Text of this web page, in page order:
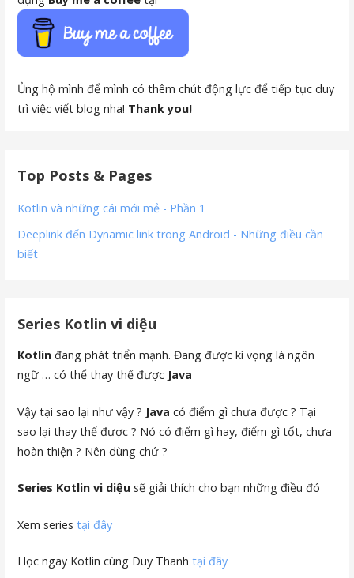
Ủng hộ mình để mình có thêm chút động lực để tiếp tục duy
trì việc viết blog nha! Thank you!
Top Posts & Pages
Kotlin và những cái mới mẻ - Phần 1
Deeplink đến Dynamic link trong Android - Những điều cần
biết
Series Kotlin vi diệu
Kotlin đang phát triển mạnh. Đang được kì vọng là ngôn
ngữ … có thể thay thế được Java
Vậy tại sao lại như vậy ? Java có điểm gì chưa được ? Tại
sao lại thay thế được ? Nó có điểm gì hay, điểm gì tốt, chưa
hoàn thiện ? Nên dùng chứ ?
Series Kotlin vi diệu sẽ giải thích cho bạn những điều đó
Xem seriestại đây
Học ngay Kotlin cùng Duy Thanhtại đây